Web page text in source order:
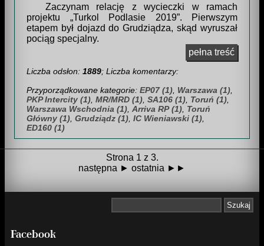
Zaczynam relację z wycieczki w ramach
projektu
Turkol Podlasie 2019 . Pierwszym
etapem był dojazd do Grudziądza, skąd wyruszał
pociąg specjalny.
pełna treść
Liczba odsłon: 1889; Liczba komentarzy:
Przyporządkowane kategorie: EP07 (1) Warszawa (1)
PKP Intercity (1) MR/MRD (1) SA106 (1) Toruń (1)
Warszawa Wschodnia (1) Arriva RP (1) Toruń
Główny (1) Grudziądz (1) IC Wieniawski (1)
ED160 (1)
Strona 1 z 3.
następna ► ostatnia ►►
Facebook